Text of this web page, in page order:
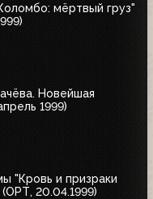
мёртвый груз"
Новейшая
1999)
"Кровь и призраки
20.04.1999)